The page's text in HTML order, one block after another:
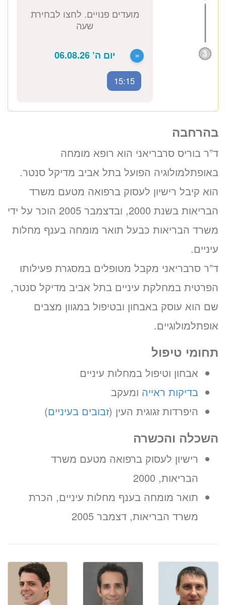
זימון תור אונליין
לד״ר בוריס סרבריאני
(לא נדרש כרטיס אשראי)
שעה
בהרחבה
ד”ר בוריס סרבריאני הוא רופא מומחה
באופתלמולוגיה הפועל בתל אביב מדיקל סנטר.
הוא קיבל רישיון לעסוק ברפואה מטעם משרד
הבריאות בשנת 2000, ובדצמבר 2005 הוכר על ידי
משרד הבריאות כבעל תואר מומחה בענף מחלות
עיניים.
ד”ר סרבריאני מקבל מטופלים במסגרת פעילותו
הפרטית במחלקת עיניים בתל אביב מדיקל סנטר,
שם הוא עוסק באבחון ובטיפול במגוון מצבים
אופתלמולוגיים.
תחומי טיפול
אבחון וטיפול במחלות עיניים
בדיקות ראייה ומעקב
היפרדות זגוגית העין (זבובים בעיניים)
השכלה והכשרה
רישיון לעסוק ברפואה מטעם משרד
הבריאות, 2000
תואר מומחה בענף מחלות עיניים, הכרת
משרד הבריאות, דצמבר 2005